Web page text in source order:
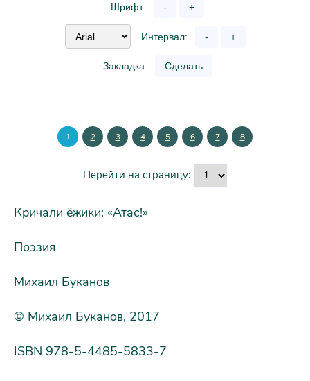
Шрифт: - +
Интервал: - +
Закладка: Сделать
1 2 3 4 5 6 7 8
Перейти на страницу:
Кричали ёжики: «Атас!»
Поэзия
Михаил Буканов
© Михаил Буканов, 2017
ISBN 978-5-4485-5833-7